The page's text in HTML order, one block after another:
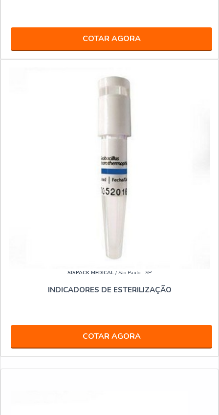
COTAR AGORA
SISPACK MEDICAL / São Paulo - SP
INDICADORES DE ESTERILIZAÇÃO
COTAR AGORA